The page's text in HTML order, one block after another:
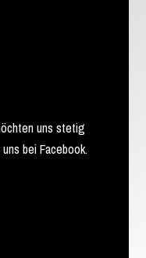
uns stetig
bei Facebook.